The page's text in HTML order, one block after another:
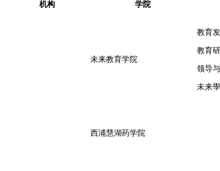
机构 学院
未来教育学院
教育
教育
领导
未来
西浦慧湖药学院